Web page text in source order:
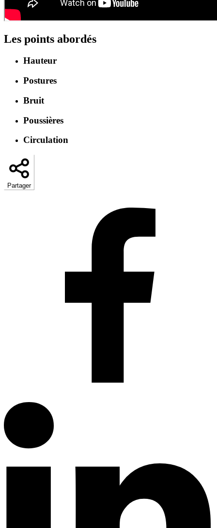
Les points abordés
Hauteur
Postures
Bruit
Poussières
Circulation
Partager